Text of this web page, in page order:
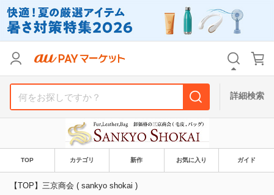
詳細検索
TOP カテゴリ 新作 お気に入り ガイド
【TOP】三京商会 ( sankyo shokai )
支払い方法
リセット
支払い方法